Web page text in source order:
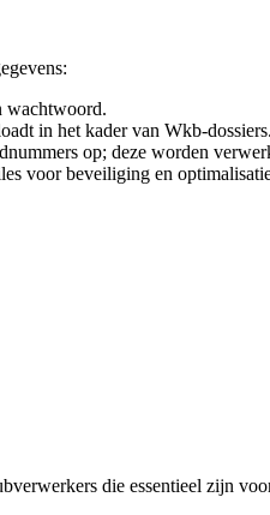
wachtwoord.
in het kader van Wkb-dossiers.
op; deze worden
voor beveiliging en
die essentieel zijn